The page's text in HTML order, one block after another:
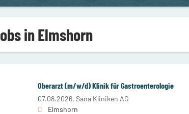
in Elmshorn
Oberarzt (m/w/d) Klinik für Gastroenterologie
07.08.2026, Sana Kliniken AG
Elmshorn